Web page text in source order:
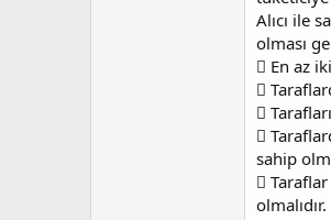
Alıcı ile
olması
 En az



sahip

olmalıdır.